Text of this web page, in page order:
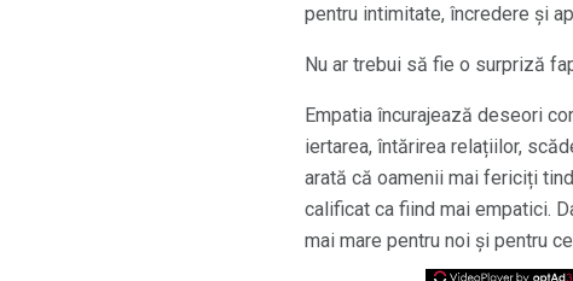
pentru intimitate, încredere și
Nu ar trebui să fie o surpriză
Empatia încurajează deseori
iertarea, întărirea relațiilor,
arată că oamenii mai fericiți
calificat ca fiind mai empatici.
mai mare pentru noi și pentru